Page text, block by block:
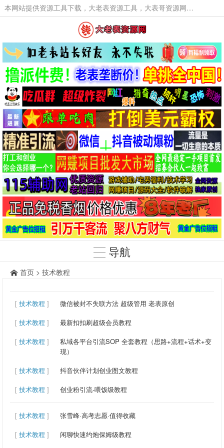
本网站提供资源工具下载，大老表资源工具，大表哥资源网软件工具，大老表资源下载，活动线报福利资源分享,活动线报，大型网游经典游戏，网络热门技术游戏辅助交流与分享。
导航
首页 > 技术教程
[技术教程 ]
微信被封不失联方法 超级管用 老表原创
[技术教程 ]
最新扣扣刷超级会员教程
[技术教程 ]
私域各平台引流SOP 全套教程（思路+流程+话术+变
现）
[技术教程 ]
抖音伙伴计划创业图文教程
[技术教程 ] 创业粉引流-喂饭级教程
[技术教程 ]
张雪峰·高考志愿·值得收藏
[技术教程 ] 闲聊快速约炮保姆级教程